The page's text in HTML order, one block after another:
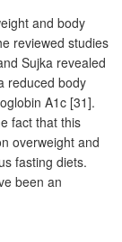
and body
reviewed studies
Sujka revealed
reduced body
A1c [31].
fact that this
overweight and
fasting diets.
been an